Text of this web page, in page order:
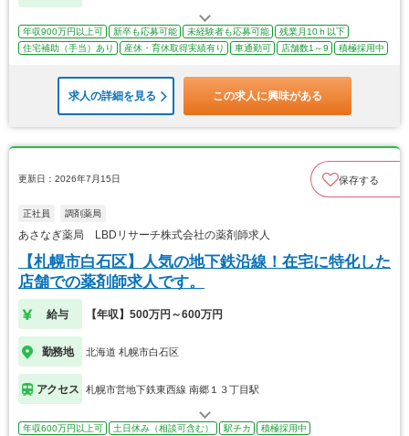
年収900万円以上可 新卒も応募可能 未経験者も応募可能
残業月10ｈ以下
住宅補助（手当）あり
産休・育休取得実績有り 車通勤可 店舗数1～9 積極採用中
求人の詳細を見る この求人に興味がある
更新日：2026年7月15日 保存する
正社員 調剤薬局
あさなぎ薬局 LBDリサーチ株式会社の薬剤師求人
【札幌市白石区】人気の地下鉄沿線！在宅に特化した
店舗での薬剤師求人です。
給与 【年収】500万円～600万円
勤務地 北海道 札幌市白石区
アクセス 札幌市営地下鉄東西線 南郷１３丁目駅
年収600万円以上可 土日休み（相談可含む） 駅チカ
積極採用中